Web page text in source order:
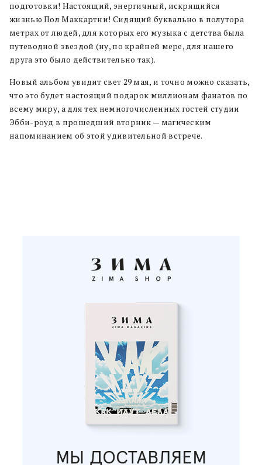
подготовки! Настоящий, энергичный, искрящийся
жизнью Пол Маккартни! Сидящий буквально в полутора
метрах от людей, для которых его музыка с детства была
путеводной звездой (ну, по крайней мере, для нашего
друга это было действительно так).
Новый альбом увидит свет 29 мая, и точно можно сказать,
что это будет настоящий подарок миллионам фанатов по
всему миру, а для тех немногочисленных гостей студии
Эбби-роуд в прошедший вторник — магическим
напоминанием об этой удивительной встрече.